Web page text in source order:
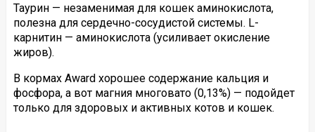
Таурин — незаменимая для кошек аминокислота,
полезна для сердечно-сосудистой системы. L-
карнитин — аминокислота (усиливает окисление
жиров).
В кормах Award хорошее содержание кальция и
фосфора, а вот магния многовато (0,13%) — подойдет
только для здоровых и активных котов и кошек.